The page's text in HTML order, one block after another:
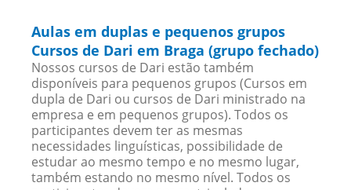
Aulas em duplas e pequenos grupos
Cursos de Dari em Braga (grupo fechado)
Nossos cursos de Dari estão também
disponíveis para pequenos grupos (Cursos em
dupla de Dari ou cursos de Dari ministrado na
empresa e em pequenos grupos). Todos os
participantes devem ter as mesmas
necessidades linguísticas, possibilidade de
estudar ao mesmo tempo e no mesmo lugar,
também estando no mesmo nível. Todos os